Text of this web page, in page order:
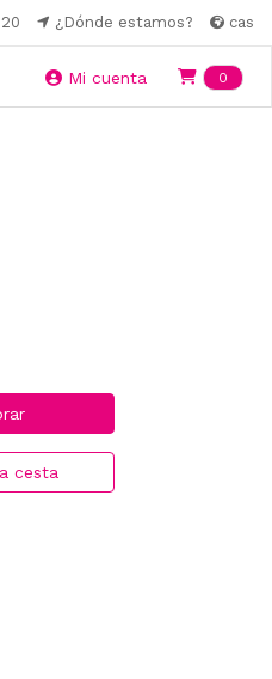
¿Dónde estamos? cas
Mi cuenta 0
cesta